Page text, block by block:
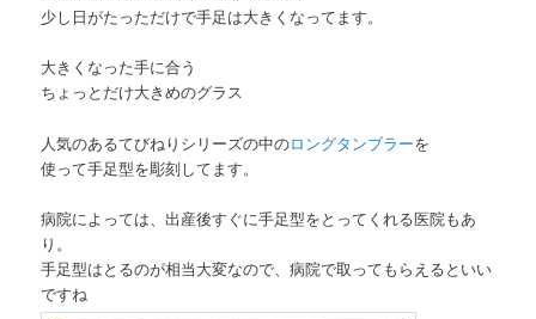
少し日がたっただけで手足は大きくなってます。
大きくなった手に合う
ちょっとだけ大きめのグラス
人気のあるてびねりシリーズの中のロングタンブラーを
使って手足型を彫刻してます。
病院によっては、出産後すぐに手足型をとってくれる医院もあ
り。
手足型はとるのが相当大変なので、病院で取ってもらえるといい
ですね